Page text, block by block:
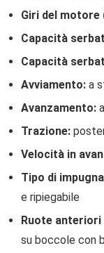
Giri del motore
Capacità
Capacità
Avviamento: a
Avanzamento:
Trazione:
Velocità in
Tipo di
e ripiegabile
Ruote
su boccole con